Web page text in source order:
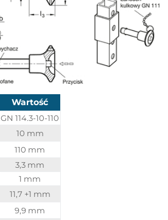
Wartość
GN 114.3-10-110
10 mm
110 mm
3,3 mm
1 mm
11,7 +1 mm
9,9 mm